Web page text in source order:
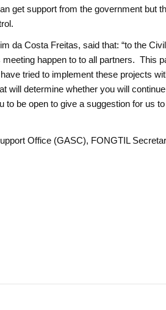
get support from the government but
da Costa Freitas, said that: “to the
happen to to all partners. This
tried to implement these projects
will determine whether you will
be open to give a suggestion for us
Office (GASC), FONGTIL